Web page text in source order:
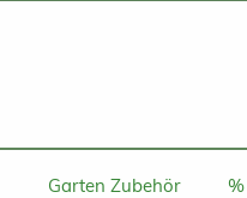
Garten Zubehör